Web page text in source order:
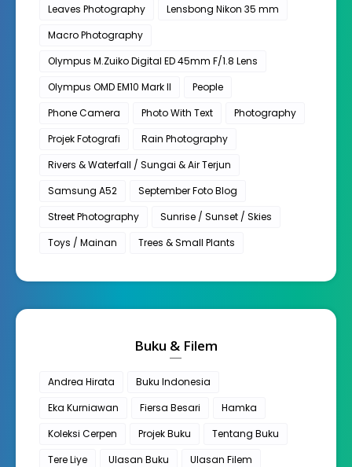
Leaves Photography
Lensbong Nikon 35 mm
Macro Photography
Olympus M.Zuiko Digital ED 45mm F/1.8 Lens
Olympus OMD EM10 Mark II
People
Phone Camera
Photo With Text
Photography
Projek Fotografi
Rain Photography
Rivers & Waterfall / Sungai & Air Terjun
Samsung A52
September Foto Blog
Street Photography
Sunrise / Sunset / Skies
Toys / Mainan
Trees & Small Plants
Buku & Filem
Andrea Hirata
Buku Indonesia
Eka Kurniawan
Fiersa Besari
Hamka
Koleksi Cerpen
Projek Buku
Tentang Buku
Tere Liye
Ulasan Buku Ulasan Filem